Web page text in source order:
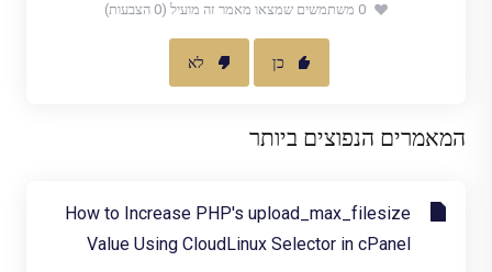
0 משתמשים שמצאו מאמר זה מועיל (0 הצבעות)
כן לא
המאמרים הנפוצים ביותר
How to Increase PHP's upload_max_filesize
Value Using CloudLinux Selector in cPanel